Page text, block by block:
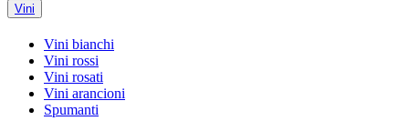
Vini
Vini bianchi
Vini rossi
Vini rosati
Vini arancioni
Spumanti